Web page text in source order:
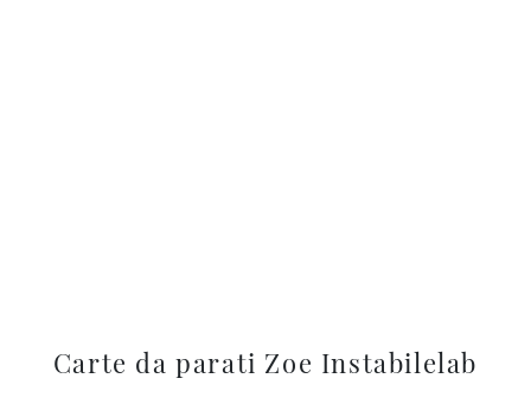
Carte da parati Zoe Instabilelab